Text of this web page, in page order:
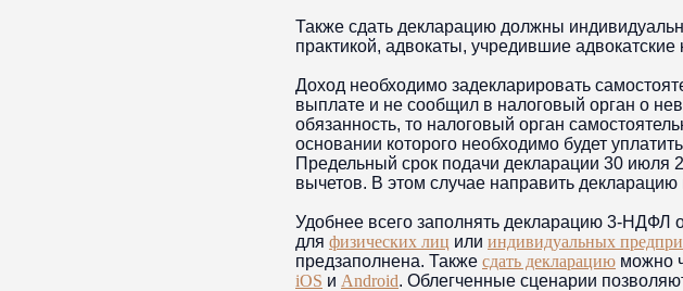
Также сдать декларацию должны
практикой, адвокаты, учредившие адвокатские
Доход необходимо задекларировать
выплате и не сообщил в налоговый орган о
обязанность, то налоговый орган
основании которого необходимо будет
Предельный срок подачи декларации 30 июля
вычетов. В этом случае направить
Удобнее всего заполнять декларацию 3-НДФЛ
для физических лиц или индивидуальных
предзаполнена. Также сдать декларацию можно
iOS и Android. Облегченные сценарии